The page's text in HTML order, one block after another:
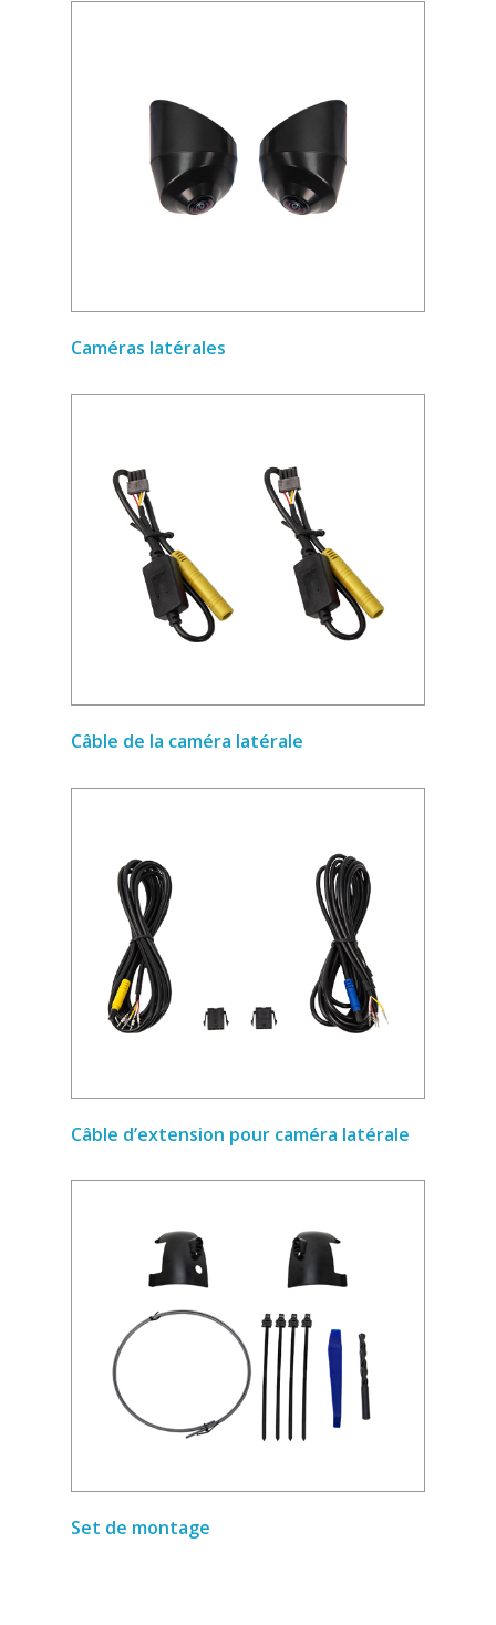
Caméras latérales
Câble de la caméra latérale
Câble d’extension pour caméra latérale
Set de montage